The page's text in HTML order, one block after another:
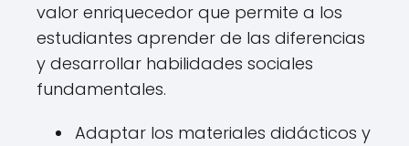
valor enriquecedor que permite a los
estudiantes aprender de las diferencias
y desarrollar habilidades sociales
fundamentales.
Adaptar los materiales didácticos y